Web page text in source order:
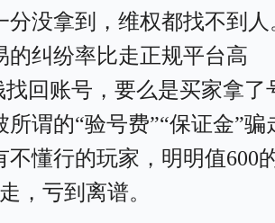
没拿到，维权都找不到人
纠纷率比走正规平台高
回账号，要么是买家拿了
谓的“验号费”“保证金”骗
懂行的玩家，明明值600
，亏到离谱。